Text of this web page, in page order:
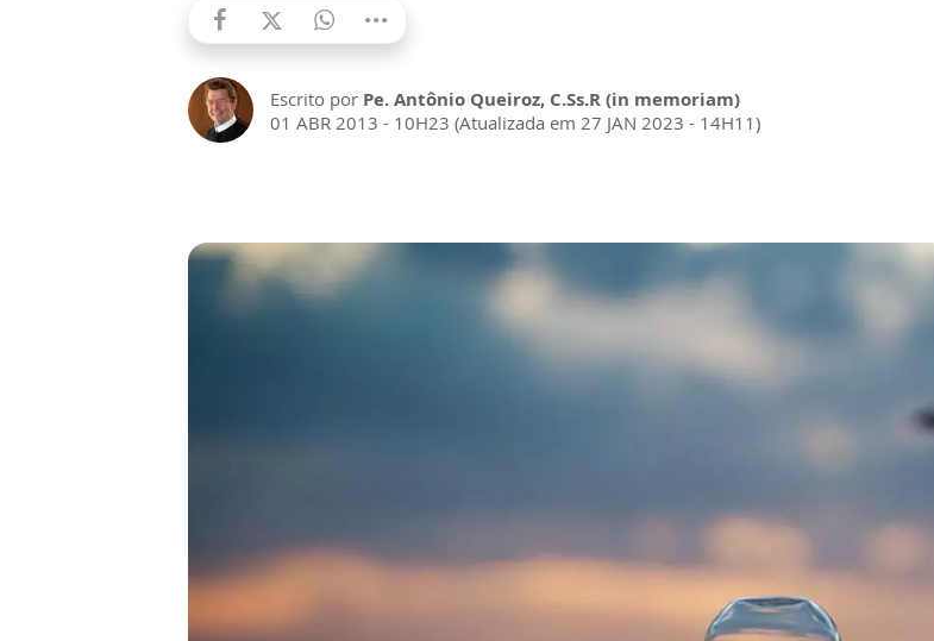
Escrito por Pe. Antônio Queiroz, C.Ss.R (in memoriam)
01 ABR 2013 - 10H23 (Atualizada em 27 JAN 2023 - 14H11)